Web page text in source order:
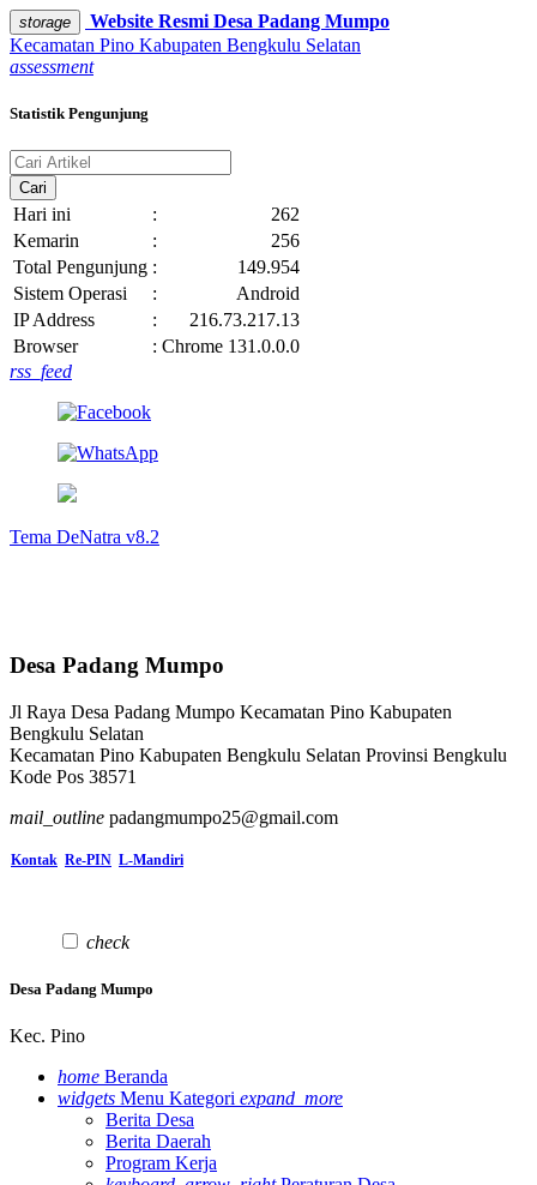
storage Website Resmi Desa Padang Mumpo
Kecamatan Pino Kabupaten Bengkulu Selatan
assessment
Statistik Pengunjung
Cari
Hari ini :
262
Kemarin
:
256
Total Pengunjung :
149.954
Sistem Operasi
:
Android
IP Address
:
216.73.217.13
Browser
: Chrome 131.0.0.0
rss_feed
Tema DeNatra v8.2
Desa Padang Mumpo
Jl Raya Desa Padang Mumpo Kecamatan Pino Kabupaten
Bengkulu Selatan
Kecamatan Pino Kabupaten Bengkulu Selatan Provinsi Bengkulu
Kode Pos 38571
mail_outline padangmumpo25@gmail.com
Kontak Re-PIN L-Mandiri
check
Desa Padang Mumpo
Kec. Pino
home Beranda
widgets Menu Kategori expand_more
Berita Desa
Berita Daerah
Program Kerja